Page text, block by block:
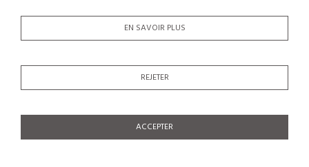
EN SAVOIR PLUS
REJETER
ACCEPTER
Suite de 6 chaises modèle Bauche par
€7,500